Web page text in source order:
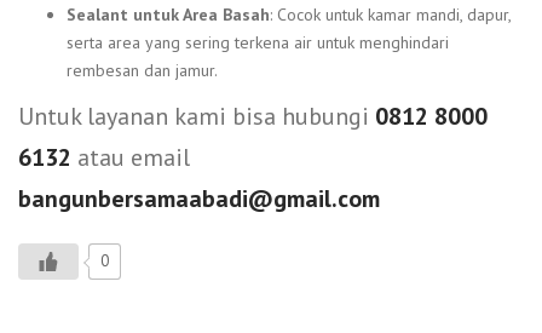
Sealant untuk Area Basah: Cocok untuk kamar mandi, dapur,
serta area yang sering terkena air untuk menghindari
rembesan dan jamur.
Untuk layanan kami bisa hubungi 0812 8000
6132 atau email
bangunbersamaabadi@gmail.com
0